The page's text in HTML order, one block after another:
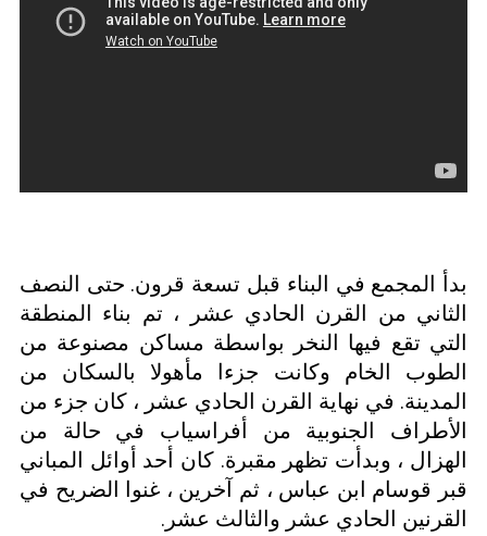
بدأ المجمع في البناء قبل تسعة قرون. حتى النصف
الثاني من القرن الحادي عشر ، تم بناء المنطقة
التي تقع فيها النخر بواسطة مساكن مصنوعة من
الطوب الخام وكانت جزءا مأهولا بالسكان من
المدينة. في نهاية القرن الحادي عشر ، كان جزء من
الأطراف الجنوبية من أفراسياب في حالة من
الهزال ، وبدأت تظهر مقبرة. كان أحد أوائل المباني
قبر قوسام ابن عباس ، ثم آخرين ، غنوا الضريح في
القرنين الحادي عشر والثالث عشر.